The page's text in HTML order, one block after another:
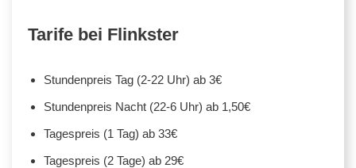
Tarife bei Flinkster
Stundenpreis Tag (2-22 Uhr) ab 3€
Stundenpreis Nacht (22-6 Uhr) ab 1,50€
Tagespreis (1 Tag) ab 33€
Tagespreis (2 Tage) ab 29€